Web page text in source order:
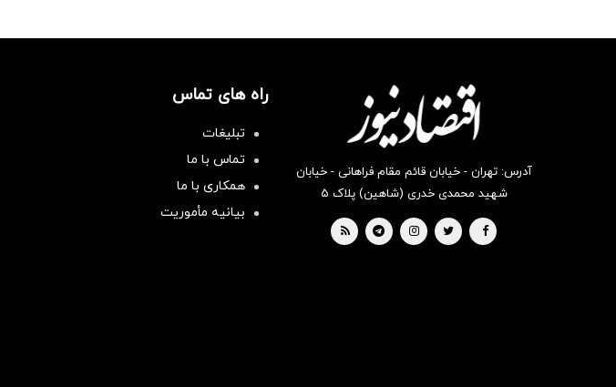
آدرس: تهران - خیابان قائم مقام فراهانی - خیابان
شهید محمدی خدری (شاهین) پلاک ۵
راه های تماس
تبلیغات
تماس با ما
همکاری با ما
بیانیه مأموریت